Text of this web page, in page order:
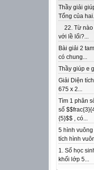
Thầy giải
Tổng của
22. Từ nào
với lề lối?...
Bài giải 2
có chung...
Thầy giúp e
Giải Diện
675 x 2...
Tìm 1 phân
số
{5}$$ , có...
5 hình
tích hình
1. Số học
khối lớp 5...